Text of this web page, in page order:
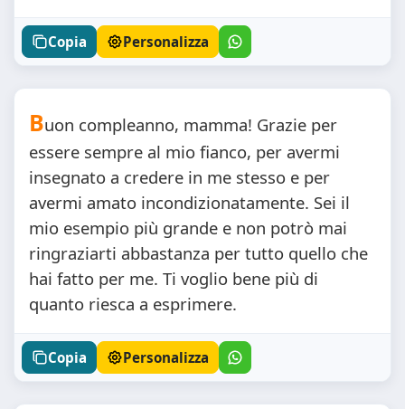
Copia Personalizza
Buon compleanno, mamma! Grazie per
essere sempre al mio fianco, per avermi
insegnato a credere in me stesso e per
avermi amato incondizionatamente. Sei il
mio esempio più grande e non potrò mai
ringraziarti abbastanza per tutto quello che
hai fatto per me. Ti voglio bene più di
quanto riesca a esprimere.
Copia Personalizza